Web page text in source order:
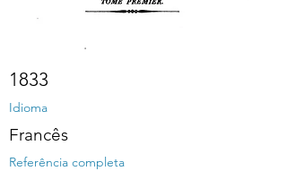
1833
Idioma
Francês
Referência completa